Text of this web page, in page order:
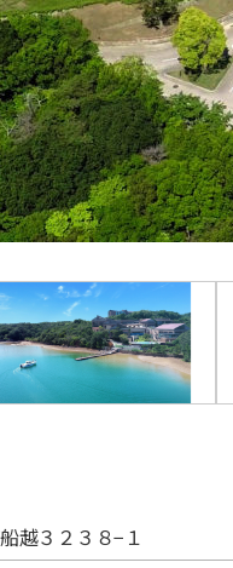
越３２３８−１